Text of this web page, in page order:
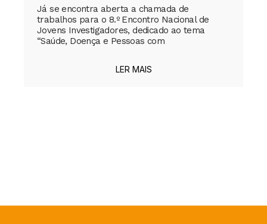
Já se encontra aberta a chamada de
trabalhos para o 8.º Encontro Nacional de
Jovens Investigadores, dedicado ao tema
“Saúde, Doença e Pessoas com
LER MAIS